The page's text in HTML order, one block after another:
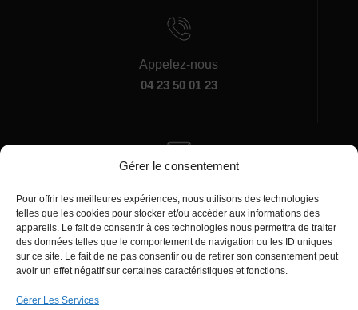
Gérer le consentement
Pour offrir les meilleures expériences, nous utilisons des technologies
telles que les cookies pour stocker et/ou accéder aux informations des
appareils. Le fait de consentir à ces technologies nous permettra de traiter
des données telles que le comportement de navigation ou les ID uniques
sur ce site. Le fait de ne pas consentir ou de retirer son consentement peut
avoir un effet négatif sur certaines caractéristiques et fonctions.
Gérer Les Services
Appelez-nous
04 23 50 01 23
manager@agentiamo.com